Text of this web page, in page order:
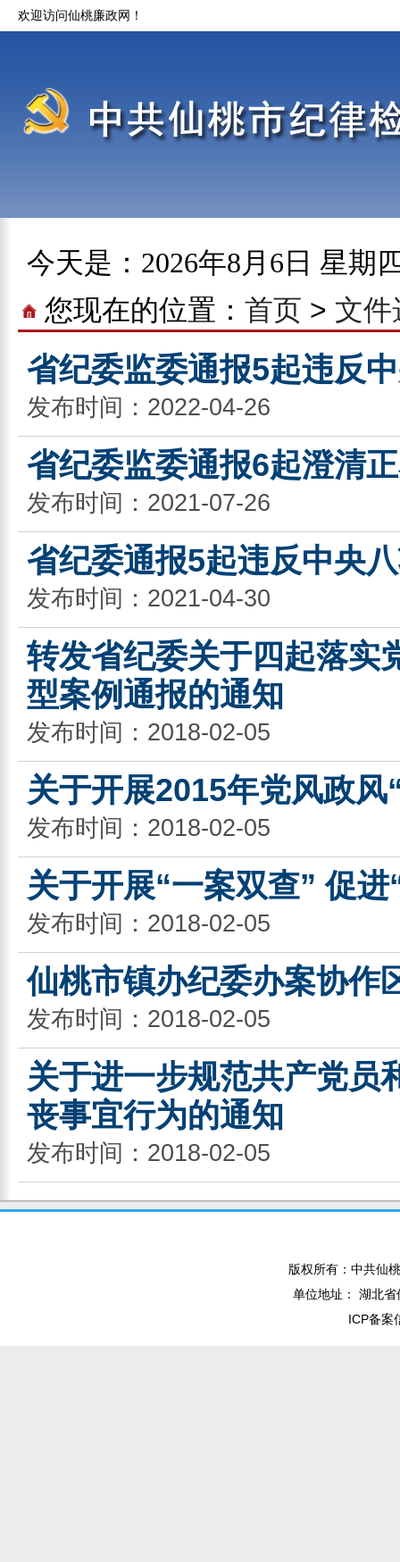
欢迎访问仙桃廉政网！
今天是： 2026年8月6日 星期
您现在的位置： 首页 > 文件
省纪委监委通报5起违反
发布时间：2022-04-26
省纪委监委通报6起澄清
发布时间：2021-07-26
省纪委通报5起违反中央
发布时间：2021-04-30
转发省纪委关于四起落实
型案例通报的通知
发布时间：2018-02-05
关于开展2015年党风政
发布时间：2018-02-05
关于开展“一案双查” 促
发布时间：2018-02-05
仙桃市镇办纪委办案协作
发布时间：2018-02-05
关于进一步规范共产党员
丧事宜行为的通知
发布时间：2018-02-05
版权所有：中共仙
单位地址： 湖北
ICP备案